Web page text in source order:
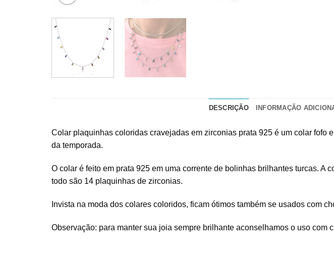
DESCRIÇÃO INFORMAÇÃO
Colar plaquinhas coloridas cravejadas em zirconias prata 925 é um colar
da temporada.
O colar é feito em prata 925 em uma corrente de bolinhas brilhantes turcas.
todo são 14 plaquinhas de zirconias.
Invista na moda dos colares coloridos, ficam ótimos também se usados com
Observação: para manter sua joia sempre brilhante aconselhamos o uso